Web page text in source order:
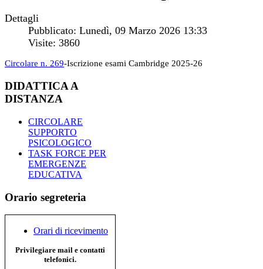
Dettagli
Pubblicato: Lunedì, 09 Marzo 2026 13:33
Visite: 3860
Circolare n. 269-Iscrizione esami Cambridge 2025-26
DIDATTICA A
DISTANZA
CIRCOLARE
SUPPORTO
PSICOLOGICO
TASK FORCE PER
EMERGENZE
EDUCATIVA
Orario segreteria
Orari di ricevimento
Privilegiare mail e contatti
telefonici.